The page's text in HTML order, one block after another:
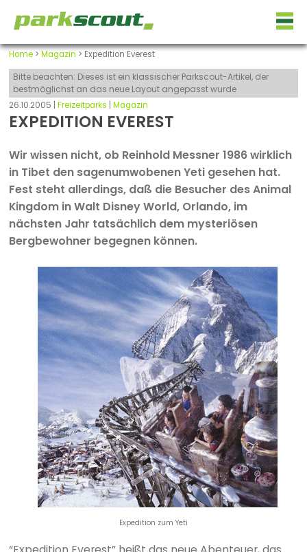
Home> Magazin > Expedition Everest
Bitte beachten: Dieses ist ein klassischer Parkscout-Artikel, der
bestmöglichst an das neue Layout angepasst wurde
26.10.2005 | Freizeitparks Magazin
EXPEDITION EVEREST
Wir wissen nicht, ob Reinhold Messner 1986 wirklich
in Tibet den sagenumwobenen Yeti gesehen hat.
Fest steht allerdings, daß die Besucher des Animal
Kingdom in Walt Disney World, Orlando, im
nächsten Jahr tatsächlich dem mysteriösen
Bergbewohner begegnen können.
Expedition zum Yeti